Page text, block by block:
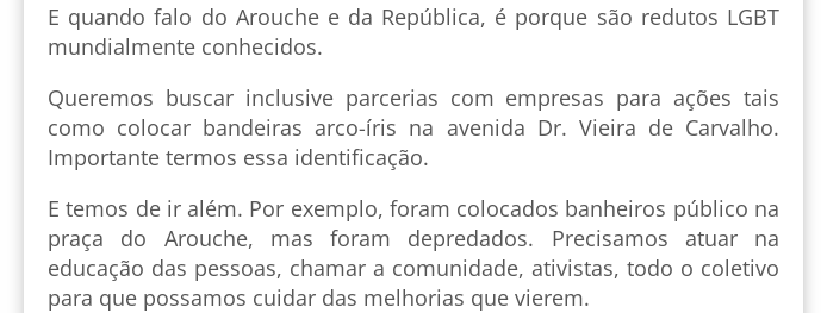
E quando falo do Arouche e da República, é porque são redutos LGBT
mundialmente conhecidos.
Queremos buscar inclusive parcerias com empresas para ações tais
como colocar bandeiras arco-íris na avenida Dr. Vieira de Carvalho.
Importante termos essa identificação.
E temos de ir além. Por exemplo, foram colocados banheiros público na
praça do Arouche, mas foram depredados. Precisamos atuar na
educação das pessoas, chamar a comunidade, ativistas, todo o coletivo
para que possamos cuidar das melhorias que vierem.